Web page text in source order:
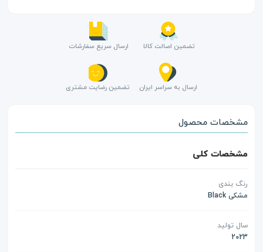
تضمین اصالت کالا ارسال سریع سفارشات
ارسال به سراسر ایران تضمین رضایت مشتری
مشخصات محصول
مشخصات کلی
رنگ بندی
مشکی Black
سال تولید
2023